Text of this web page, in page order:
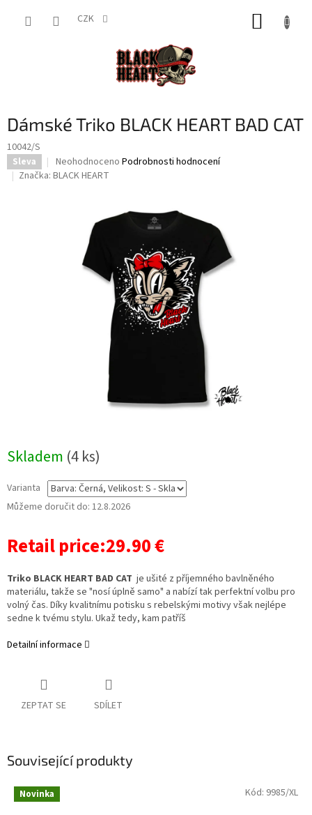
CZK
Dámské Triko BLACK HEART BAD CAT
10042/S
Sleva
Průměrné
hodnocení
hvězdiček.
Neohodnoceno Podrobnosti hodnocení
Značka: BLACK HEART
Skladem (4 ks)
Varianta
Můžeme doručit do: 12.8.2026
Retail price:29.90 €
Triko BLACK HEART BAD CAT je ušité z příjemného bavlněného
materiálu, takže se "nosí úplně samo" a nabízí tak perfektní volbu pro
volný čas. Díky kvalitnímu potisku s rebelskými motivy však nejlépe
sedne k tvému stylu. Ukaž tedy, kam patříš
Detailní informace
ZEPTAT SE SDÍLET
Související produkty
Novinka Kód: 9985/XL